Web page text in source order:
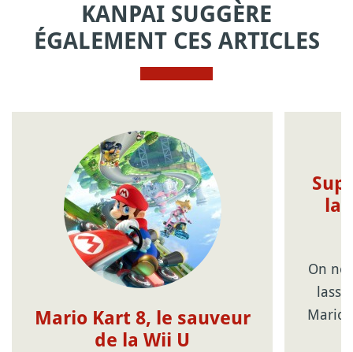
KANPAI SUGGÈRE
ÉGALEMENT CES ARTICLES
Mario Kart 8, le sauveur
de la Wii U
la
On ne
Mario